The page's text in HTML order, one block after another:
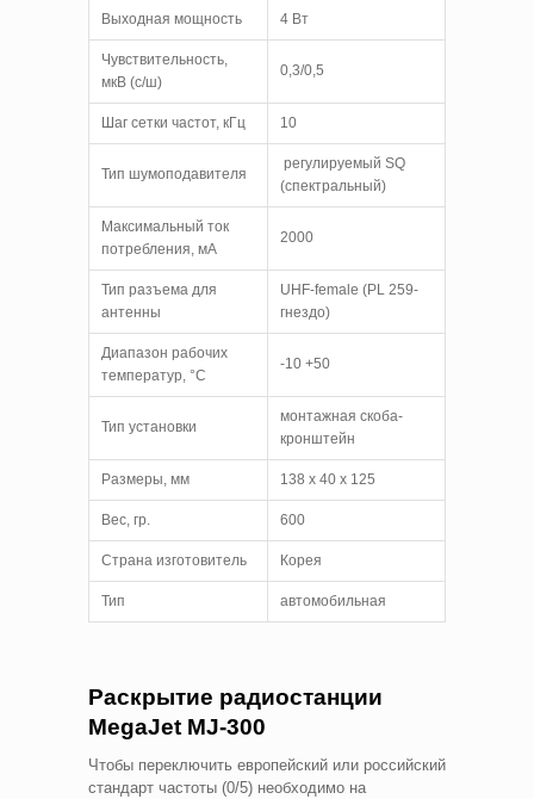
Выходная мощность 4 Вт
Чувствительность,
мкВ (с/ш)
0,3/0,5
Шаг сетки частот, кГц 10
Тип шумоподавителя
регулируемый SQ
(спектральный)
Максимальный ток
потребления, мА
2000
Тип разъема для
антенны
UHF-female (PL 259-
гнездо)
Диапазон рабочих
температур, °С
-10 +50
Тип установки
монтажная скоба-
кронштейн
Размеры, мм 138 x 40 x 125
Вес, гр. 600
Страна изготовитель Корея
Тип автомобильная
Раскрытие радиостанции
MegaJet MJ-300
Чтобы переключить европейский или российский
стандарт частоты (0/5) необходимо на